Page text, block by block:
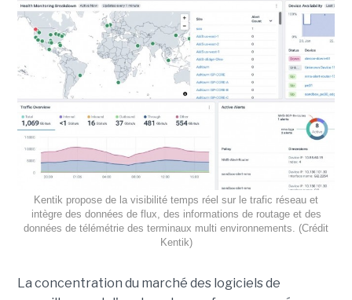
Kentik propose de la visibilité temps réel sur le trafic réseau et
intègre des données de flux, des informations de routage et des
données de télémétrie des terminaux multi environnements. (Crédit
Kentik)
La concentration du marché des logiciels de